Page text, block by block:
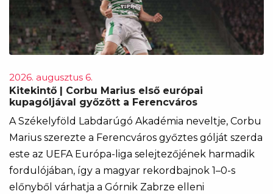
2026. augusztus 6.
Kitekintő | Corbu Marius első európai
kupagóljával győzött a Ferencváros
A Székelyföld Labdarúgó Akadémia neveltje, Corbu
Marius szerezte a Ferencváros győztes gólját szerda
este az UEFA Európa-liga selejtezőjének harmadik
fordulójában, így a magyar rekordbajnok 1–0-s
előnyből várhatja a Górnik Zabrze elleni